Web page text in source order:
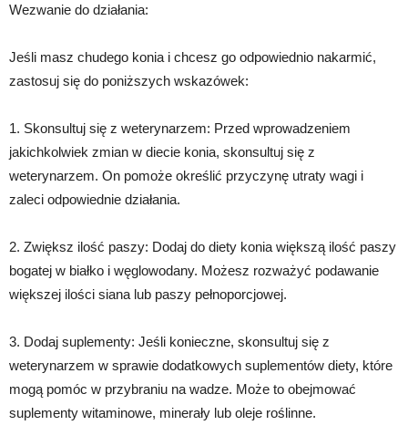
Wezwanie do działania:
Jeśli masz chudego konia i chcesz go odpowiednio nakarmić,
zastosuj się do poniższych wskazówek:
1. Skonsultuj się z weterynarzem: Przed wprowadzeniem
jakichkolwiek zmian w diecie konia, skonsultuj się z
weterynarzem. On pomoże określić przyczynę utraty wagi i
zaleci odpowiednie działania.
2. Zwiększ ilość paszy: Dodaj do diety konia większą ilość paszy
bogatej w białko i węglowodany. Możesz rozważyć podawanie
większej ilości siana lub paszy pełnoporcjowej.
3. Dodaj suplementy: Jeśli konieczne, skonsultuj się z
weterynarzem w sprawie dodatkowych suplementów diety, które
mogą pomóc w przybraniu na wadze. Może to obejmować
suplementy witaminowe, minerały lub oleje roślinne.